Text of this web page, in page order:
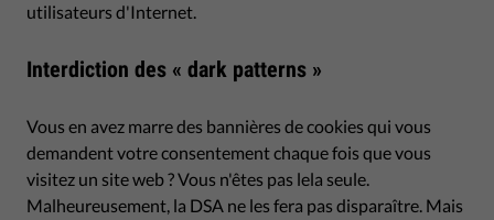
utilisateurs d'Internet.
Interdiction des « dark patterns »
Vous en avez marre des bannières de cookies qui vous
demandent votre consentement chaque fois que vous
visitez un site web ? Vous n'êtes pas lela seule.
Malheureusement, la DSA ne les fera pas disparaître. Mais